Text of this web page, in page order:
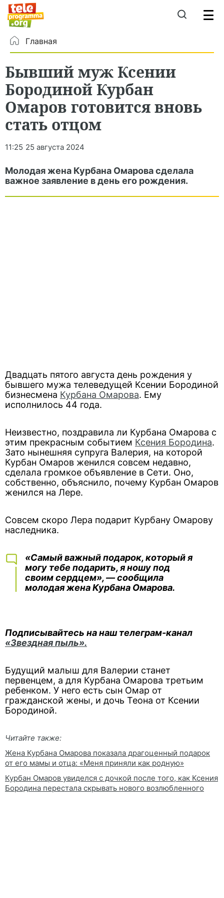
Главная
Бывший муж Ксении
Бородиной Курбан
Омаров готовится вновь
стать отцом
11:25 25 августа 2024
Молодая жена Курбана Омарова сделала
важное заявление в день его рождения.
Двадцать пятого августа день рождения у
бывшего мужа телеведущей Ксении Бородиной
бизнесмена Курбана Омарова. Ему
исполнилось 44 года.
Неизвестно, поздравила ли Курбана Омарова с
этим прекрасным событием Ксения Бородина.
Зато нынешняя супруга Валерия, на которой
Курбан Омаров женился совсем недавно,
сделала громкое объявление в Сети. Оно,
собственно, объяснило, почему Курбан Омаров
женился на Лере.
Совсем скоро Лера подарит Курбану Омарову
наследника.
«Самый важный подарок, который я
могу тебе подарить, я ношу под
своим сердцем», — сообщила
молодая жена Курбана Омарова.
Подписывайтесь на наш телеграм-канал
«Звездная пыль».
Будущий малыш для Валерии станет
первенцем, а для Курбана Омарова третьим
ребенком. У него есть сын Омар от
гражданской жены, и дочь Теона от Ксении
Бородиной.
Читайте также:
Жена Курбана Омарова показала драгоценный подарок
от его мамы и отца: «Меня приняли как родную»
Курбан Омаров увиделся с дочкой после того, как Ксения
Бородина перестала скрывать нового возлюбленного